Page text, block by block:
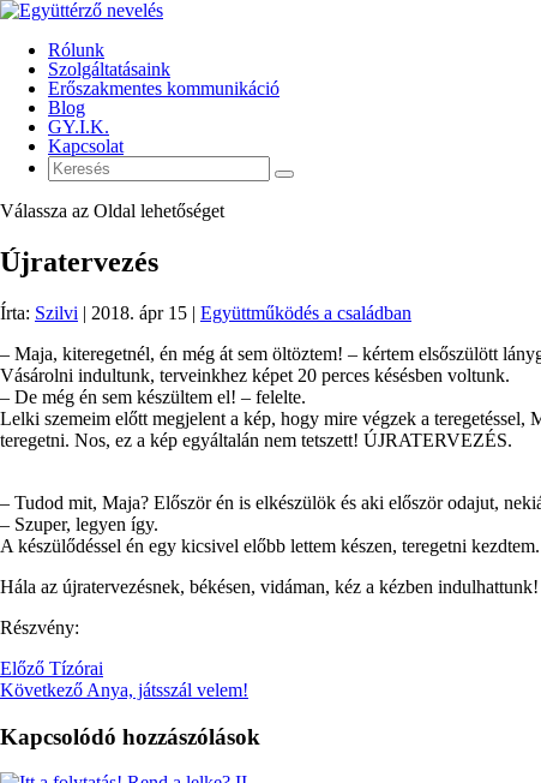
Rólunk
Szolgáltatásaink
Erőszakmentes kommunikáció
Blog
GY.I.K.
Kapcsolat
Válassza az Oldal lehetőséget
Újratervezés
Írta: Szilvi | 2018. ápr 15 | Együttműködés a családban
– Maja, kiteregetnél, én még át sem öltöztem! – kértem elsőszülött
Vásárolni indultunk, terveinkhez képet 20 perces késésben voltunk.
– De még én sem készültem el! – felelte.
Lelki szemeim előtt megjelent a kép, hogy mire végzek a
teregetni. Nos, ez a kép egyáltalán nem tetszett! ÚJRATERVEZÉS.
– Tudod mit, Maja? Először én is elkészülök és aki először odajut,
– Szuper, legyen így.
A készülődéssel én egy kicsivel előbb lettem készen, teregetni
Hála az újratervezésnek, békésen, vidáman, kéz a kézben indulhattunk!
Részvény:
Előző Tízórai
Következő Anya, játsszál velem!
Kapcsolódó hozzászólások